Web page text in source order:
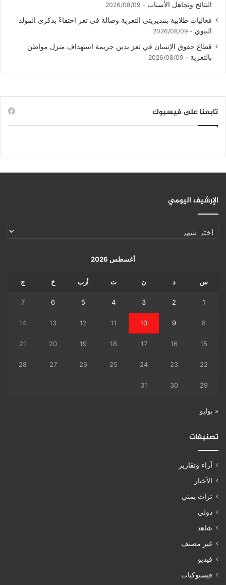
النتائج وتجاهل الأسباب
2026/08/09
فعاليات طلابية بمديريتي التعزية وصالة في تعز احتفاءً بذكرى المولد
النبوي
2026/08/09
قطاع حقوق الإنسان في تعز يدين جريمة استهداف منزل مواطن
بالتعزية
2026/08/09
تابعنا على فيسبوك
الإرشيف اليومي
الإرشيف
أغسطس 2026
س د ن ث أرب خ ج
1
2
3
4
5
6
7
8
9
10
11
12
13
14
15
16
17
18
19
20
21
22
23
24
25
26
27
28
29
30
31
« يوليو
تصنيفات
آراء وتقارير
الأخبار
تراث يمني
دولي
شاهد
غير مصنف
فيديو
فيسبوكيات